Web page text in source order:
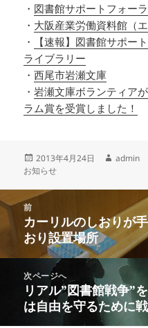
・ 図書館サポートフォー
・ 大阪産業労働資料館（
・
【速報】図書館サポー
ライブラリー
・西尾市岩瀬文庫
・岩瀬文庫ボランティア
ラム賞を受賞しました！
投
稿
2013年4月24日
作
admin
お知らせ
投
稿
ナ
前
前
の
投
稿:
カーリルのしおりが
おり設置場所
次ページへ
次
の
投
リアル”図書館戦争”
は自由を守るために